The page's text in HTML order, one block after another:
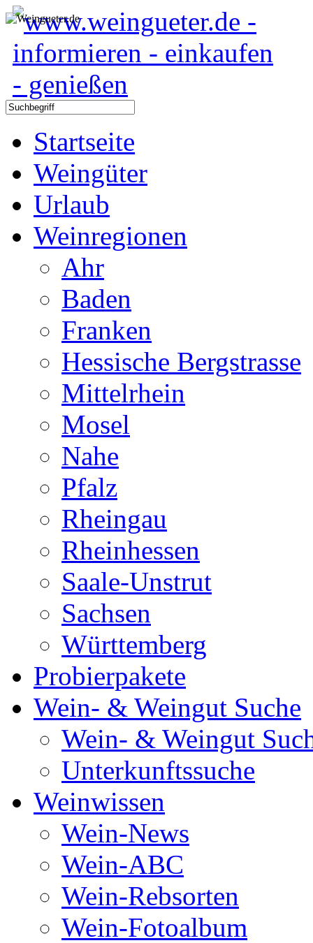
Startseite
Weingüter
Urlaub
Weinregionen
Ahr
Baden
Franken
Hessische Bergstrasse
Mittelrhein
Mosel
Nahe
Pfalz
Rheingau
Rheinhessen
Saale-Unstrut
Sachsen
Württemberg
Probierpakete
Wein- & Weingut Suche
Wein- & Weingut
Unterkunftssuche
Weinwissen
Wein-News
Wein-ABC
Wein-Rebsorten
Wein-Fotoalbum